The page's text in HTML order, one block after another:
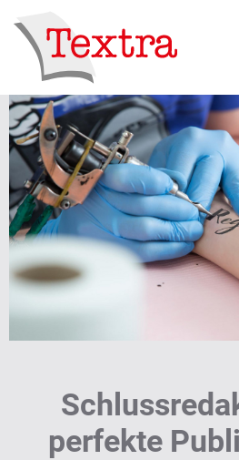
perfekte